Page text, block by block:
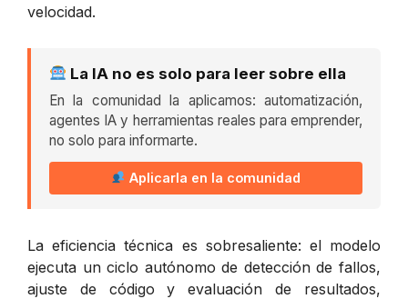
velocidad.
La IA no es solo para leer sobre ella
En la comunidad la aplicamos: automatización,
agentes IA y herramientas reales para emprender,
no solo para informarte.
Aplicarla en la comunidad
La eficiencia técnica es sobresaliente: el modelo
ejecuta un ciclo autónomo de detección de fallos,
ajuste de código y evaluación de resultados,